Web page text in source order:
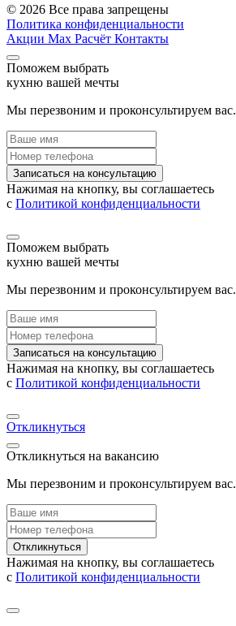
© 2026 Все права запрещены
Политика конфиденциальности
Акции Max Расчёт Контакты
Поможем выбрать
кухню вашей мечты
Мы перезвоним и проконсультируем вас.
Записаться на консультацию
Нажимая на кнопку, вы соглашаетесь
с Политикой конфиденциальности
Поможем выбрать
кухню вашей мечты
Мы перезвоним и проконсультируем вас.
Записаться на консультацию
Нажимая на кнопку, вы соглашаетесь
с Политикой конфиденциальности
Откликнуться
Откликнуться на вакансию
Мы перезвоним и проконсультируем вас.
Откликнуться
Нажимая на кнопку, вы соглашаетесь
с Политикой конфиденциальности